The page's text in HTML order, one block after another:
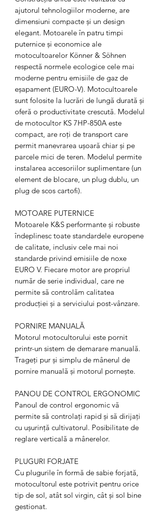
ajutorul tehnologiilor moderne, are
dimensiuni compacte și un design
elegant. Motoarele în patru timpi
puternice și economice ale
motocultoarelor Könner & Söhnen
respectă normele ecologice cele mai
moderne pentru emisiile de gaz de
eșapament (EURO-V). Motocultoarele
sunt folosite la lucrări de lungă durată și
oferă o productivitate crescută. Modelul
de motocultor KS 7HP-850A este
compact, are roți de transport care
permit manevrarea ușoară chiar și pe
parcele mici de teren. Modelul permite
instalarea accesoriilor suplimentare (un
element de blocare, un plug dublu, un
plug de scos cartofi).
MOTOARE PUTERNICE
Motoarele K&S performante și robuste
îndeplinesc toate standardele europene
de calitate, inclusiv cele mai noi
standarde privind emisiile de noxe
EURO V. Fiecare motor are propriul
număr de serie individual, care ne
permite să controlăm calitatea
producției și a serviciului post-vânzare.
PORNIRE MANUALĂ
Motorul motocultorului este pornit
printr-un sistem de demarare manuală.
Trageți pur și simplu de mânerul de
pornire manuală și motorul pornește.
PANOU DE CONTROL ERGONOMIC
Panoul de control ergonomic vă
permite să controlați rapid și să dirijați
cu ușurință cultivatorul. Posibilitate de
reglare verticală a mânerelor.
PLUGURI FORJATE
Cu plugurile în formă de sabie forjată,
motocultorul este potrivit pentru orice
tip de sol, atât sol virgin, cât și sol bine
gestionat.